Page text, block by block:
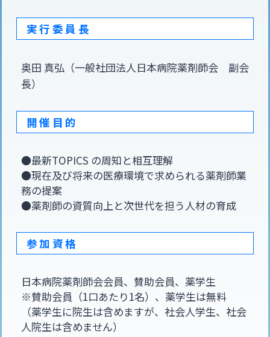
実行委員長
奥田 真弘（一般社団法人日本病院薬剤師会 副会
長）
開催目的
●最新TOPICS の周知と相互理解
●現在及び将来の医療環境で求められる薬剤師業
務の提案
●薬剤師の資質向上と次世代を担う人材の育成
参加資格
日本病院薬剤師会会員、賛助会員、薬学生
※賛助会員（1口あたり1名）、薬学生は無料
（薬学生に院生は含めますが、社会人学生、社会
人院生は含めません）